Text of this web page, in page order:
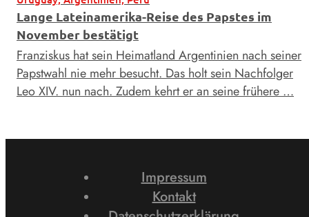
Lange Lateinamerika-Reise des Papstes im
November bestätigt
Franziskus hat sein Heimatland Argentinien nach seiner
Papstwahl nie mehr besucht. Das holt sein Nachfolger
Leo XIV. nun nach. Zudem kehrt er an seine frühere …
Impressum
Kontakt